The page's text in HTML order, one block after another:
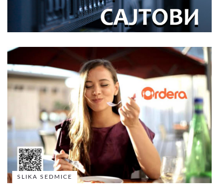
SLIKA SEDMICE